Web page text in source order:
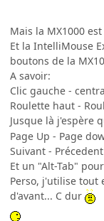
Mais la MX1000
Et la IntelliMouse
boutons de la
A savoir:
Clic gauche -
Roulette haut -
Jusque là j'espère
Page Up - Page
Suivant -
Et un "Alt-Tab"
Perso, j'utilise tout
d'avant... C dur